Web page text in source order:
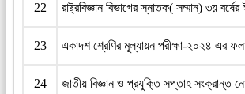
22 রাষ্ট্রবিজ্ঞান বিভাগের স্নাতক( সম্মান) ৩য়
23 একাদশ শ্রেণির মূল্যায়ন পরীক্ষা-২০২৪ এর
24 জাতীয় বিজ্ঞান ও প্রযুক্তি সপ্তাহ সংক্রান্ত